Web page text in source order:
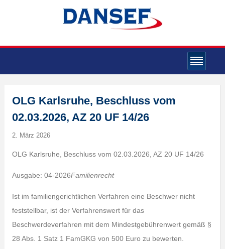
OLG Karlsruhe, Beschluss vom
02.03.2026, AZ 20 UF 14/26
2. März 2026
OLG Karlsruhe, Beschluss vom 02.03.2026, AZ 20 UF 14/26
Ausgabe: 04-2026Familienrecht
Ist im familiengerichtlichen Verfahren eine Beschwer nicht
feststellbar, ist der Verfahrenswert für das
Beschwerdeverfahren mit dem Mindestgebührenwert gemäß §
28 Abs. 1 Satz 1 FamGKG von 500 Euro zu bewerten.